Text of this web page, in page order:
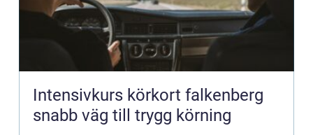
Intensivkurs körkort falkenberg
snabb väg till trygg körning